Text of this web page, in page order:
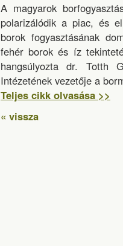
A magyarok
polarizálódik a piac, és
borok fogyasztásának
fehér borok és íz
hangsúlyozta dr. Totth
Intézetének vezetője a
Teljes cikk olvasása >>
« vissza